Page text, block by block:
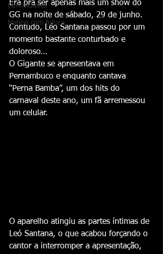
Curiosidades
Notícia com fofoca
Era pra ser apenas mais um show do
GG na noite de sábado, 29 de junho.
Contudo, Léo Santana passou por um
momento bastante conturbado e
doloroso…
O Gigante se apresentava em
Pernambuco e enquanto cantava
“Perna Bamba”, um dos hits do
carnaval deste ano, um fã arremessou
um celular.
O aparelho atingiu as partes íntimas de
Leó Santana, o que acabou forçando o
cantor a interromper a apresentação,